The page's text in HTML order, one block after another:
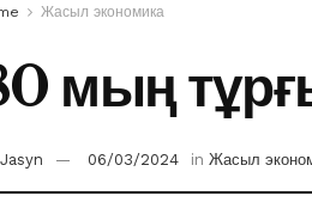
Жасыл экономика
мың
Jasyn 06/03/2024 in Жасыл